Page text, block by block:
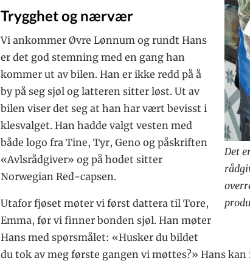
Det
Trygghet og nærvær
Vi ankommer Øvre Lønnum og rundt Hans
er det god stemning med en gang han
kommer ut av bilen. Han er ikke redd på å
by på seg sjøl og latteren sitter løst. Ut av
bilen viser det seg at han har vært bevisst i
klesvalget. Han hadde valgt vesten med
både logo fra Tine, Tyr, Geno og påskriften
«Avlsrådgiver» og på hodet sitter
Norwegian Red-capsen.
Utafor fjøset møter vi først dattera til Tore,
Emma, før vi finner bonden sjøl. Han møter
Hans med spørsmålet: «Husker du bildet
du tok av meg første gangen vi møttes?» Hans